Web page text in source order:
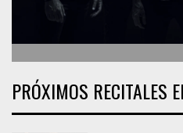
PRÓXIMOS RECITALES